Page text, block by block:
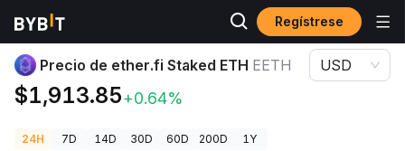
Regístrese
Precios de Criptomonedas Precio de ether.fi Staked ETH EETH
Precio de ether.fi Staked ETH EETH
$1,913.85+0.64%
USD
24H 7D 14D 30D 60D 200D 1Y